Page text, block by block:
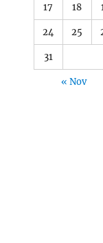
17 18
24 25
31
« Nov